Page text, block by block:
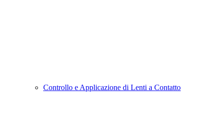
Controllo e Applicazione di Lenti a Contatto